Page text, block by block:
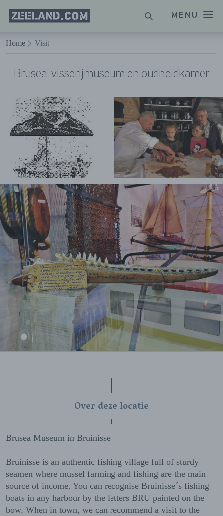
Naar hoofdinhoud
MENU
Homepage
Zeeland.com
ZOEKEN
Home Visit
Brusea: visserijmuseum en oudheidkamer
Over deze locatie
Brusea Museum in Bruinisse
Bruinisse is an authentic fishing village full of sturdy
seamen where mussel farming and fishing are the main
source of income. You can recognise Bruinisse´s fishing
boats in any harbour by the letters BRU painted on the
bow. When in town, we can recommend a visit to the